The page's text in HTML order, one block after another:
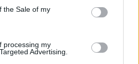
the Sale of my
processing my
Advertising.
pedig megmutatja, hiába
eredményei
mégis sikerült valamit